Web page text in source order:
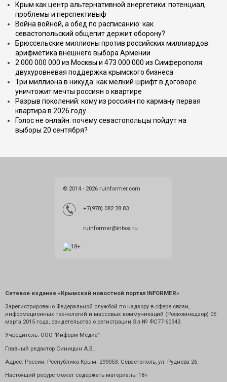
Крым как центр альтернативной энергетики: потенциал,
проблемы и перспективыф
Война войной, а обед по расписанию: как
севастопольский общепит держит оборону?
Брюссельские миллионы против российских миллиардов:
арифметика внешнего выбора Армении
2 000 000 000 из Москвы и 473 000 000 из Симферополя:
двухуровневая поддержка крымского бизнеса
Три миллиона в никуда: как мелкий шрифт в договоре
уничтожит мечты россиян о квартире
Разрыв поколений: кому из россиян по карману первая
квартира в 2026 году
Голос не онлайн: почему севастопольцы пойдут на
выборы 20 сентября?
© 2014 - 2026 ruinformer.com
+7(978) 082 28 83
ruinformer@inbox.ru
Сетевое издание «Крымский новостной портал INFORMER»
Зарегистрировано Федеральной службой по надзору в сфере связи,
информационных технологий и массовых коммуникаций (Роскомнадзор) 05
марта 2015 года, свидетельство о регистрации Эл № ФС77-60943.
Учредитель: ООО "Информ Медиа"
Главный редактор Синицын А.В.
Адрес: Россия. Республика Крым. 299053. Севастополь, ул. Руднева 26.
Настоящий ресурс может содержать материалы 18+